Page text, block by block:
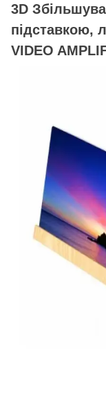
3D
підставкою,
VIDEO